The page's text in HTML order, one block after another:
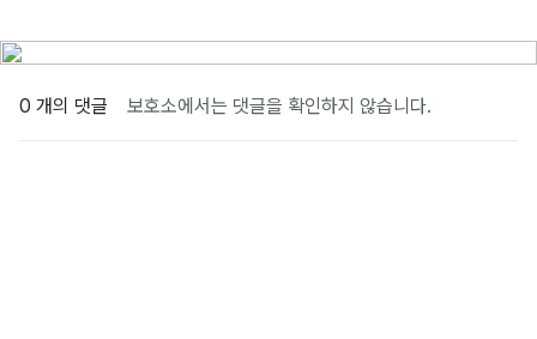
0 개의 댓글 보호소에서는 댓글을 확인하지 않습니다.